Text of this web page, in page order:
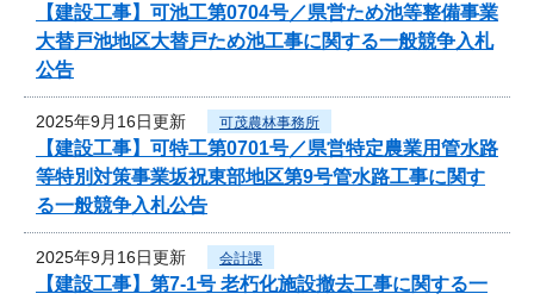
【建設工事】可池工第0704号／県営ため池等整備事業
大替戸池地区大替戸ため池工事に関する一般競争入札
公告
2025年9月16日更新 可茂農林事務所
【建設工事】可特工第0701号／県営特定農業用管水路
等特別対策事業坂祝東部地区第9号管水路工事に関す
る一般競争入札公告
2025年9月16日更新 会計課
【建設工事】第7-1号 老朽化施設撤去工事に関する一